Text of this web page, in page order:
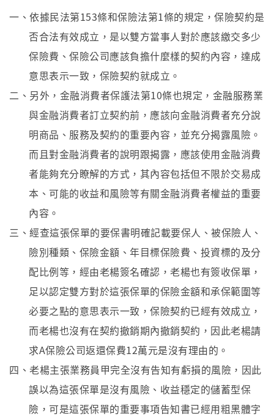
一、依據民法第153條和保險法第1條的規定，保險契約是
否合法有效成立，是以雙方當事人對於應該繳交多少
保險費、保險公司應該負擔什麼樣的契約內容，達成
意思表示一致，保險契約就成立。
二、另外，金融消費者保護法第10條也規定，金融服務業
與金融消費者訂立契約前，應該向金融消費者充分說
明商品、服務及契約的重要內容，並充分揭露風險。
而且對金融消費者的說明跟揭露，應該使用金融消費
者能夠充分瞭解的方式，其內容包括但不限於交易成
本、可能的收益和風險等有關金融消費者權益的重要
內容。
三、經查這張保單的要保書明確記載要保人、被保險人、
險別種類、保險金額、年目標保險費、投資標的及分
配比例等，經由老楊簽名確認，老楊也有簽收保單，
足以認定雙方對於這張保單的保險金額和承保範圍等
必要之點的意思表示一致，保險契約已經有效成立，
而老楊也沒有在契約撤銷期內撤銷契約，因此老楊請
求A保險公司返還保費12萬元是沒有理由的。
四、老楊主張業務員甲完全沒有告知有虧損的風險，因此
誤以為這張保單是沒有風險、收益穩定的儲蓄型保
險，可是這張保單的重要事項告知書已經用粗黑體字